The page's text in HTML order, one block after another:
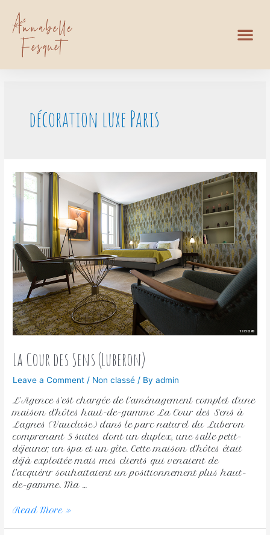
décoration luxe Paris
La Cour des Sens (Luberon)
Leave a Comment / Non classé / Byadmin
L’Agence s’est chargée de l’aménagement complet d’une
maison d’hôtes haut-de-gamme La Cour des Sens à
Lagnes (Vaucluse) dans le parc naturel du Luberon
comprenant 5 suites dont un duplex, une salle petit-
déjeuner, un spa et un gîte. Cette maison d’hôtes était
déjà exploitée mais mes clients qui venaient de
l’acquérir souhaitaient un positionnement plus haut-
de-gamme. Ma …
Read More »